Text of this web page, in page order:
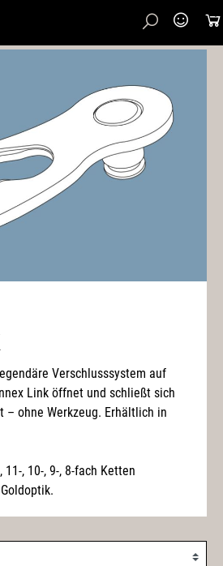
Verschlusssystem auf
Link öffnet und schließt sich
ohne Werkzeug. Erhältlich in
, 10-, 9-, 8-fach Ketten